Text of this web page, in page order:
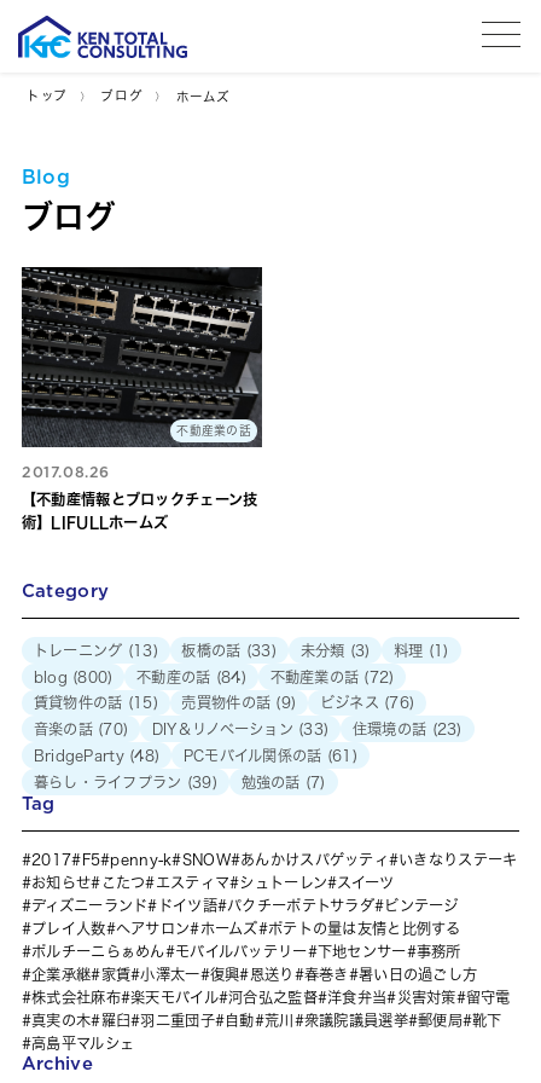
トップ ブログ ホームズ
Blog
ブログ
不動産業の話
2017.08.26
【不動産情報とブロックチェーン技
術】LIFULLホームズ
Category
トレーニング (13) 板橋の話 (33) 未分類 (3) 料理 (1)
blog (800) 不動産の話 (84) 不動産業の話 (72)
賃貸物件の話 (15) 売買物件の話 (9) ビジネス (76)
音楽の話(70) DIY＆リノベーション (33) 住環境の話 (23)
BridgeParty(48) PCモバイル関係の話 (61)
暮らし・ライフプラン (39) 勉強の話 (7)
Tag
2017 F5 penny-k SNOW あんかけスパゲッティ
いきなりステーキ
お知らせ
こたつ エスティマ シュトーレン
スイーツ
ディズニーランド
ドイツ語 パクチーポテトサラダ
ビンテージ
プレイ人数
ヘアサロン ホームズ
ポテトの量は友情と比例する
ポルチーニらぁめん
モバイルバッテリー 下地センサー
事務所
企業承継
家賃 小澤太一 復興 恩送り 春巻き
暑い日の過ごし方
株式会社麻布
楽天モバイル 河合弘之監督 洋食弁当 災害対策
留守電
真実の木
羅臼 羽二重団子 自動 荒川 衆議院議員選挙 郵便局
靴下
高島平マルシェ
Archive